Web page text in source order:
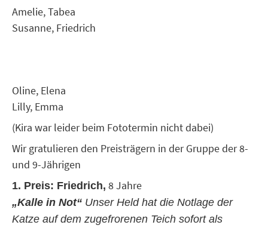
Amelie, Tabea
Susanne, Friedrich
Oline, Elena
Lilly, Emma
(Kira war leider beim Fototermin nicht dabei)
Wir gratulieren den Preisträgern in der Gruppe der 8-
und 9-Jährigen
1. Preis: Friedrich, 8 Jahre
„Kalle in Not“ Unser Held hat die Notlage der
Katze auf dem zugefrorenen Teich sofort als